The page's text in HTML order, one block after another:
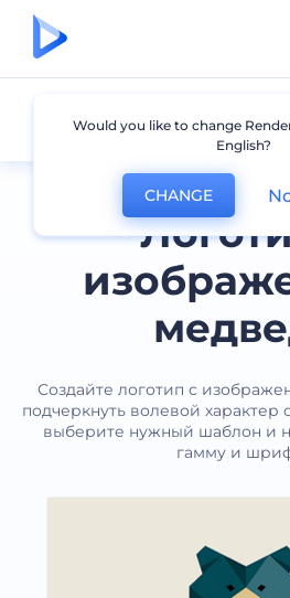
Создайте логотип с
подчеркнуть волевой характер
выберите нужный шаблон и
гамму и
Медведь
Would you like to change
English?
CHANGE